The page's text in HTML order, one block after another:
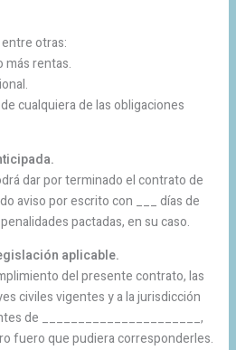
otras:
más rentas.
cualquiera de las obligaciones
dar por terminado el contrato de
aviso por escrito con ___ días de
pactadas, en su caso.
aplicable.
del presente contrato, las
civiles vigentes y a la jurisdicción
de ______________________,
fuero que pudiera corresponderles.